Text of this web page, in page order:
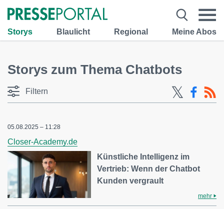
Storys Blaulicht Regional Meine Abos
Storys zum Thema Chatbots
Filtern
05.08.2025 – 11:28
Closer-Academy.de
Künstliche Intelligenz im
Vertrieb: Wenn der Chatbot
Kunden vergrault
mehr